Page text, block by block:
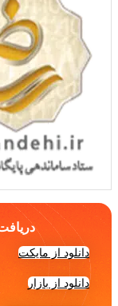
دانلود از مایکت
دانلود از بازار